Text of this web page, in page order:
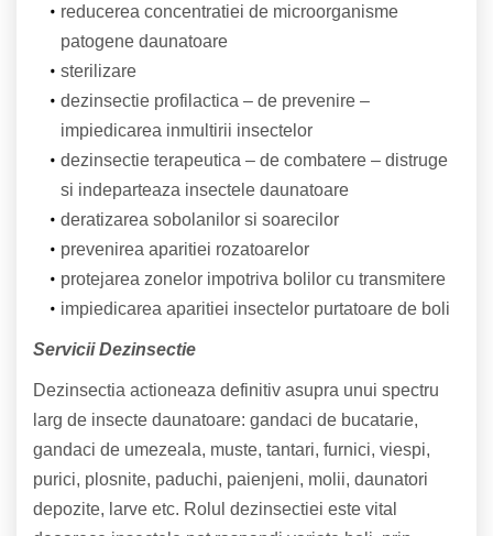
reducerea concentratiei de microorganisme
patogene daunatoare
sterilizare
dezinsectie profilactica – de prevenire –
impiedicarea inmultirii insectelor
dezinsectie terapeutica – de combatere – distruge
si indeparteaza insectele daunatoare
deratizarea sobolanilor si soarecilor
prevenirea aparitiei rozatoarelor
protejarea zonelor impotriva bolilor cu transmitere
impiedicarea aparitiei insectelor purtatoare de boli
Servicii Dezinsectie
Dezinsectia actioneaza definitiv asupra unui spectru
larg de insecte daunatoare: gandaci de bucatarie,
gandaci de umezeala, muste, tantari, furnici, viespi,
purici, plosnite, paduchi, paienjeni, molii, daunatori
depozite, larve etc. Rolul dezinsectiei este vital